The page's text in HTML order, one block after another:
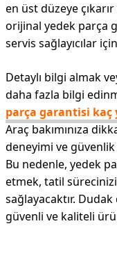
en üst düzeye
orijinal yedek parça
servis sağlayıcılar
Detaylı bilgi almak
daha fazla bilgi
parça garantisi kaç
Araç bakımınıza
deneyimi ve güvenlik
Bu nedenle, yedek
etmek, tatil
sağlayacaktır.
güvenli ve kaliteli